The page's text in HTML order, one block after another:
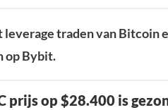
traden van Bitcoin
op Bybit.
prijs op $28.400 is